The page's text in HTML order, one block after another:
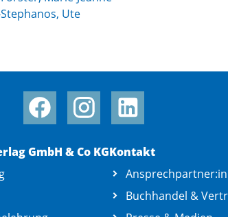
Ute
GmbH & Co KGKontakt
Buchhandel &